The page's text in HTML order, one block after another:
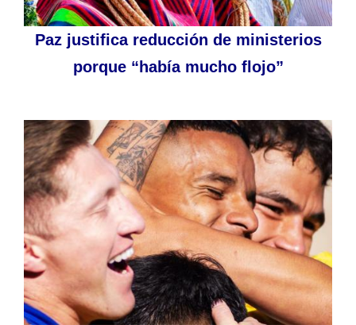
Paz justifica reducción de ministerios
porque “había mucho flojo”